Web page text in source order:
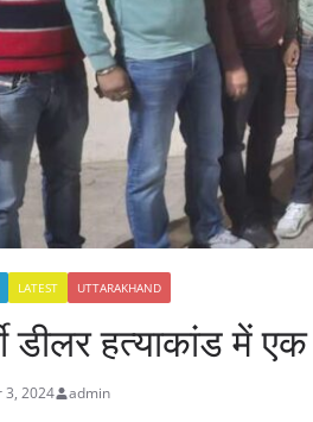
LATEST UTTARAKHAND
डीलर हत्याकांड में
3, 2024 admin